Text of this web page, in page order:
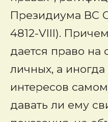
Президиума ВС
4812-VIII).
дается право на
личных, а
интересов
давать ли ему